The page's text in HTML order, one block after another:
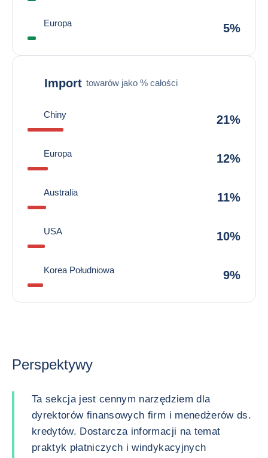
Europa 5%
Import towarów jako % całości
Chiny 21%
Europa 12%
Australia 11%
USA 10%
Korea Południowa 9%
Perspektywy
Ta sekcja jest cennym narzędziem dla
dyrektorów finansowych firm i menedżerów ds.
kredytów. Dostarcza informacji na temat
praktyk płatniczych i windykacyjnych